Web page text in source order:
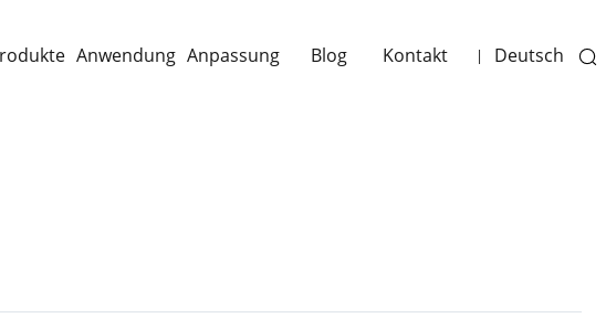
Anwendung Anpassung Blog Kontakt | Deutsch